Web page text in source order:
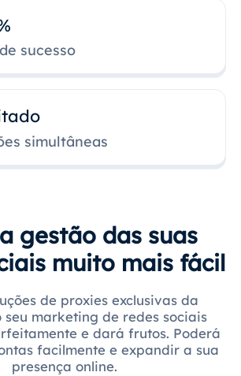
sucesso
simultâneas
gestão das suas
muito mais fácil
de proxies exclusivas da
seu marketing de redes sociais
e dará frutos. Poderá
facilmente e expandir a sua
presença online.